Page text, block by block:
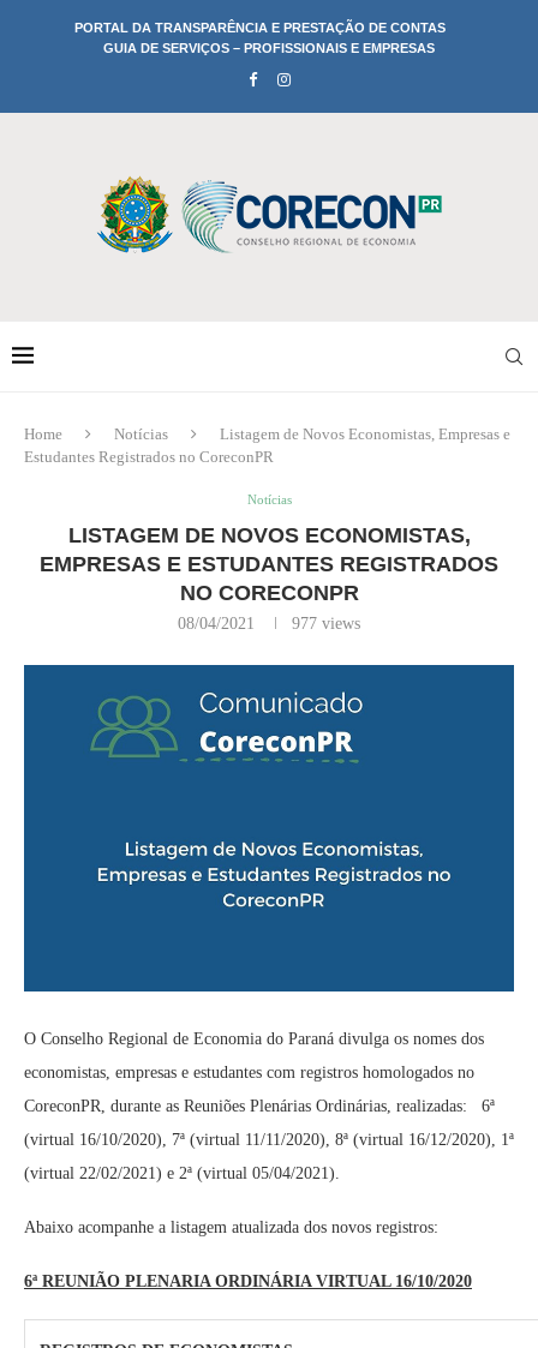
PORTAL DA TRANSPARÊNCIA E PRESTAÇÃO DE CONTAS
GUIA DE SERVIÇOS – PROFISSIONAIS E EMPRESAS
Home Notícias
Listagem de Novos Economistas, Empresas e
Estudantes Registrados no CoreconPR
Notícias
LISTAGEM DE NOVOS ECONOMISTAS,
EMPRESAS E ESTUDANTES REGISTRADOS
NO CORECONPR
08/04/2021 977 views
O Conselho Regional de Economia do Paraná divulga os nomes dos
economistas, empresas e estudantes com registros homologados no
CoreconPR, durante as Reuniões Plenárias Ordinárias, realizadas: 6ª
(virtual 16/10/2020), 7ª (virtual 11/11/2020), 8ª (virtual 16/12/2020), 1ª
(virtual 22/02/2021) e 2ª (virtual 05/04/2021).
Abaixo acompanhe a listagem atualizada dos novos registros:
6ª REUNIÃO PLENARIA ORDINÁRIA VIRTUAL 16/10/2020